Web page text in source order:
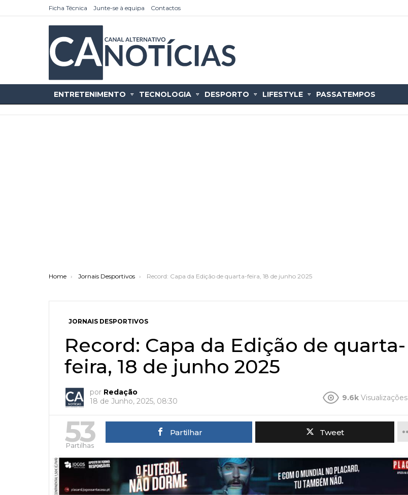
Ficha Técnica Junte-se à equipa Contactos
ENTRETENIMENTO TECNOLOGIA DESPORTO LIFESTYLE PASSATEMPOS
You are here:
Home Jornais Desportivos Record: Capa da Edição de quarta-feira, 18 de junho 2025
JORNAIS DESPORTIVOS
Record: Capa da Edição de quarta-
feira, 18 de junho 2025
por Redação
18 de Junho, 2025, 08:30
9.6k Visualizações
53
Partilhas
Partilhar Tweet